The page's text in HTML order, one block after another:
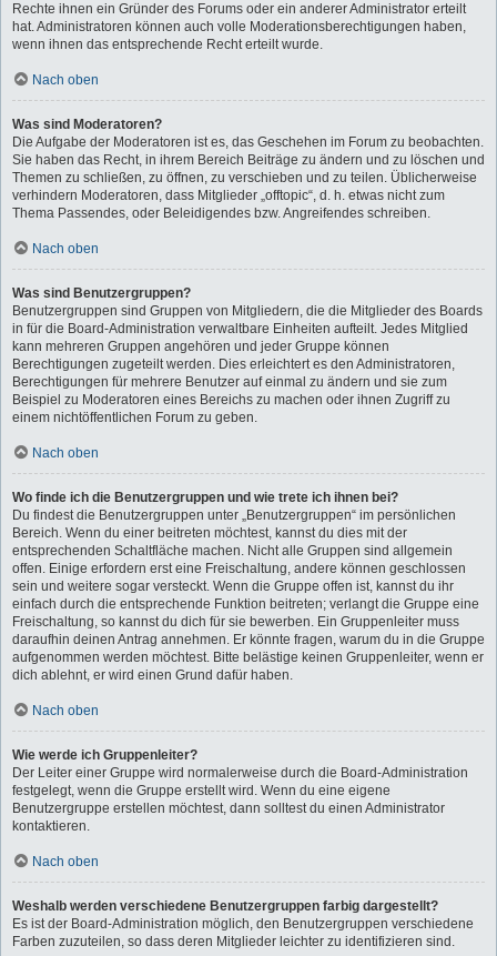
Rechte ihnen ein Gründer des Forums oder ein anderer Administrator erteilt
hat. Administratoren können auch volle Moderationsberechtigungen haben,
wenn ihnen das entsprechende Recht erteilt wurde.
Nach oben
Was sind Moderatoren?
Die Aufgabe der Moderatoren ist es, das Geschehen im Forum zu beobachten.
Sie haben das Recht, in ihrem Bereich Beiträge zu ändern und zu löschen und
Themen zu schließen, zu öffnen, zu verschieben und zu teilen. Üblicherweise
verhindern Moderatoren, dass Mitglieder „offtopic“, d. h. etwas nicht zum
Thema Passendes, oder Beleidigendes bzw. Angreifendes schreiben.
Nach oben
Was sind Benutzergruppen?
Benutzergruppen sind Gruppen von Mitgliedern, die die Mitglieder des Boards
in für die Board-Administration verwaltbare Einheiten aufteilt. Jedes Mitglied
kann mehreren Gruppen angehören und jeder Gruppe können
Berechtigungen zugeteilt werden. Dies erleichtert es den Administratoren,
Berechtigungen für mehrere Benutzer auf einmal zu ändern und sie zum
Beispiel zu Moderatoren eines Bereichs zu machen oder ihnen Zugriff zu
einem nichtöffentlichen Forum zu geben.
Nach oben
Wo finde ich die Benutzergruppen und wie trete ich ihnen bei?
Du findest die Benutzergruppen unter „Benutzergruppen“ im persönlichen
Bereich. Wenn du einer beitreten möchtest, kannst du dies mit der
entsprechenden Schaltfläche machen. Nicht alle Gruppen sind allgemein
offen. Einige erfordern erst eine Freischaltung, andere können geschlossen
sein und weitere sogar versteckt. Wenn die Gruppe offen ist, kannst du ihr
einfach durch die entsprechende Funktion beitreten; verlangt die Gruppe eine
Freischaltung, so kannst du dich für sie bewerben. Ein Gruppenleiter muss
daraufhin deinen Antrag annehmen. Er könnte fragen, warum du in die Gruppe
aufgenommen werden möchtest. Bitte belästige keinen Gruppenleiter, wenn er
dich ablehnt, er wird einen Grund dafür haben.
Nach oben
Wie werde ich Gruppenleiter?
Der Leiter einer Gruppe wird normalerweise durch die Board-Administration
festgelegt, wenn die Gruppe erstellt wird. Wenn du eine eigene
Benutzergruppe erstellen möchtest, dann solltest du einen Administrator
kontaktieren.
Nach oben
Weshalb werden verschiedene Benutzergruppen farbig dargestellt?
Es ist der Board-Administration möglich, den Benutzergruppen verschiedene
Farben zuzuteilen, so dass deren Mitglieder leichter zu identifizieren sind.